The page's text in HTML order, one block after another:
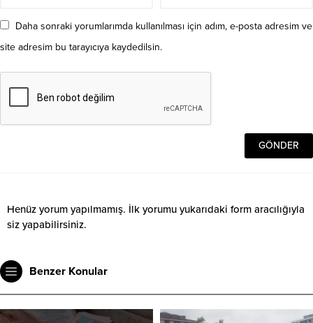
Daha sonraki yorumlarımda kullanılması için adım, e-posta adresim ve
site adresim bu tarayıcıya kaydedilsin.
Henüz yorum yapılmamış. İlk yorumu yukarıdaki form aracılığıyla
siz yapabilirsiniz.
Benzer Konular